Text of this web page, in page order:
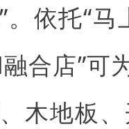
。依托“
合店”可
木地板